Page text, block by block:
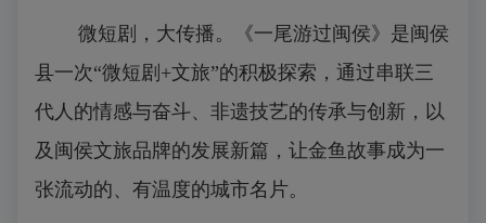
微短剧，大传播。《一尾游过闽侯》是闽侯
县一次“微短剧+文旅”的积极探索，通过串联三
代人的情感与奋斗、非遗技艺的传承与创新，以
及闽侯文旅品牌的发展新篇，让金鱼故事成为一
张流动的、有温度的城市名片。